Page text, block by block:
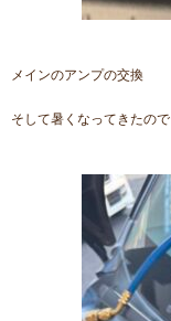
メインのアンプの交換
そして暑くなってきたので